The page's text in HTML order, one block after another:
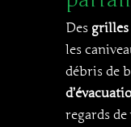
Des
les
débris de
regards